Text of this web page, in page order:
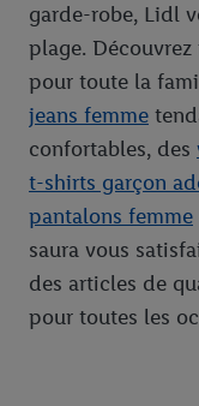
garde-robe, Lidl
plage.
pour toute la
jeans femme
confortables, des
t-shirts garçon
pantalons femme
saura vous
des articles de
pour toutes les